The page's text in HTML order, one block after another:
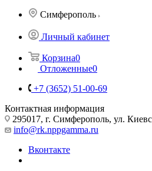
Симферополь
Личный кабинет
Корзина0
Отложенные0
+7 (3652) 51-00-69
Контактная информация
295017, г. Симферополь, ул.
info@rk.nppgamma.ru
Вконтакте